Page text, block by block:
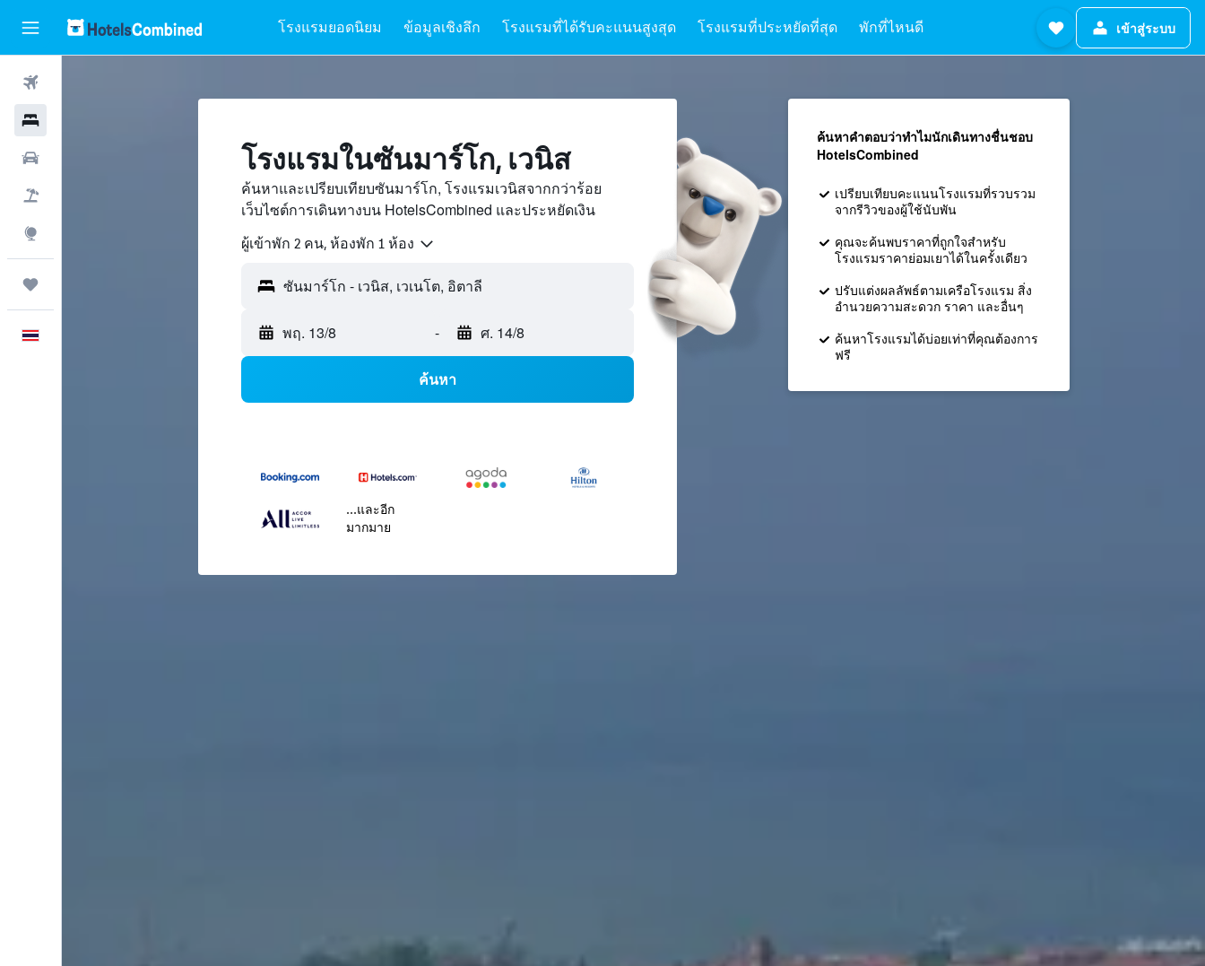
โรงแรมยอดนิยม ข้อมูลเชิงลึก โรงแรมที่ได้รับคะแนนสูงสุด โรงแรมที่ประหยัดที่สุด พักที่ไหนดี เข้าสู่ระบบ
โรงแรมในซันมาร์โก, เวนิส
ค้นหาและเปรียบเทียบซันมาร์โก, โรงแรมเวนิสจากกว่าร้อย
เว็บไซต์การเดินทางบน HotelsCombined และประหยัดเงิน
ผู้เข้าพัก 2 คน, ห้องพัก 1 ห้อง
ซันมาร์โก - เวนิส, เวเนโต, อิตาลี
พฤ. 13/8 - ศ. 14/8
ค้นหา
...และอีก
มากมาย
ค้นหาคำตอบว่าทำไมนักเดินทางชื่นชอบ
HotelsCombined
เปรียบเทียบคะแนนโรงแรมที่รวบรวม
จากรีวิวของผู้ใช้นับพัน
คุณจะค้นพบราคาที่ถูกใจสำหรับ
โรงแรมราคาย่อมเยาได้ในครั้งเดียว
ปรับแต่งผลลัพธ์ตามเครือโรงแรม สิ่ง
อำนวยความสะดวก ราคา และอื่นๆ
ค้นหาโรงแรมได้บ่อยเท่าที่คุณต้องการ
ฟรี